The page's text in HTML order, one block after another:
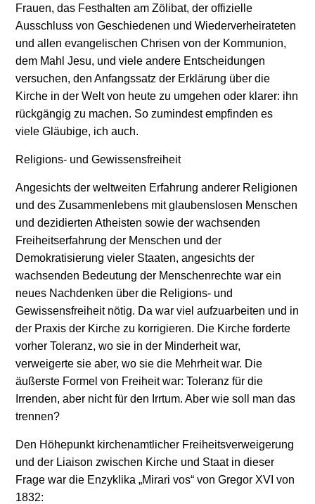
Frauen, das Festhalten am Zölibat, der offizielle
Ausschluss von Geschiedenen und Wiederverheirateten
und allen evangelischen Chrisen von der Kommunion,
dem Mahl Jesu, und viele andere Entscheidungen
versuchen, den Anfangssatz der Erklärung über die
Kirche in der Welt von heute zu umgehen oder klarer: ihn
rückgängig zu machen. So zumindest empfinden es
viele Gläubige, ich auch.
Religions- und Gewissensfreiheit
Angesichts der weltweiten Erfahrung anderer Religionen
und des Zusammenlebens mit glaubenslosen Menschen
und dezidierten Atheisten sowie der wachsenden
Freiheitserfahrung der Menschen und der
Demokratisierung vieler Staaten, angesichts der
wachsenden Bedeutung der Menschenrechte war ein
neues Nachdenken über die Religions- und
Gewissensfreiheit nötig. Da war viel aufzuarbeiten und in
der Praxis der Kirche zu korrigieren. Die Kirche forderte
vorher Toleranz, wo sie in der Minderheit war,
verweigerte sie aber, wo sie die Mehrheit war. Die
äußerste Formel von Freiheit war: Toleranz für die
Irrenden, aber nicht für den Irrtum. Aber wie soll man das
trennen?
Den Höhepunkt kirchenamtlicher Freiheitsverweigerung
und der Liaison zwischen Kirche und Staat in dieser
Frage war die Enzyklika „Mirari vos“ von Gregor XVI von
1832: